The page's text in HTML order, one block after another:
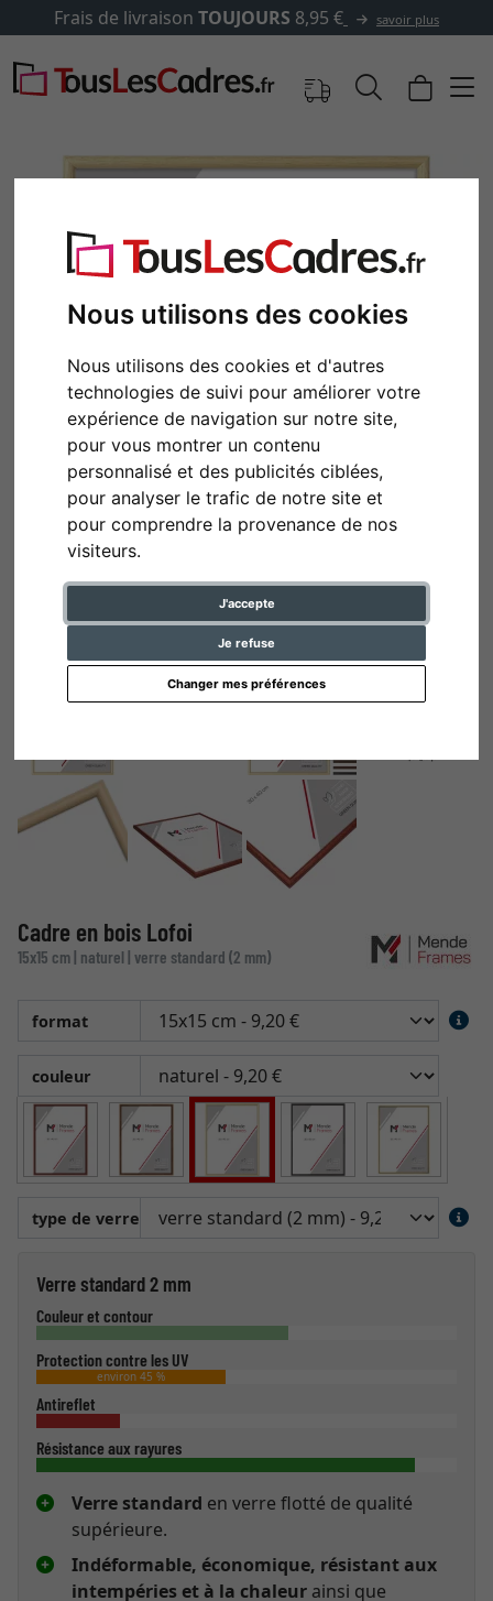
Nous utilisons des cookies
Nous utilisons des cookies et d'autres
technologies de suivi pour améliorer votre
expérience de navigation sur notre site,
pour vous montrer un contenu
personnalisé et des publicités ciblées,
pour analyser le trafic de notre site et
pour comprendre la provenance de nos
visiteurs.
J'accepte
Je refuse
Changer mes préférences
savoir plus ✓500 000 articles au choix
Retour
Cadre en bois Lofoi
15x15 cm | naturel | verre standard (2 mm)
format
couleur
type de verre
Verre standard 2 mm
Couleur et contour
Protection contre les UV
environ 45 %
Antireflet
Résistance aux rayures
Verre standard en verre flotté de qualité
supérieure.
Indéformable, économique, résistant aux
intempéries et à la chaleur ainsi que